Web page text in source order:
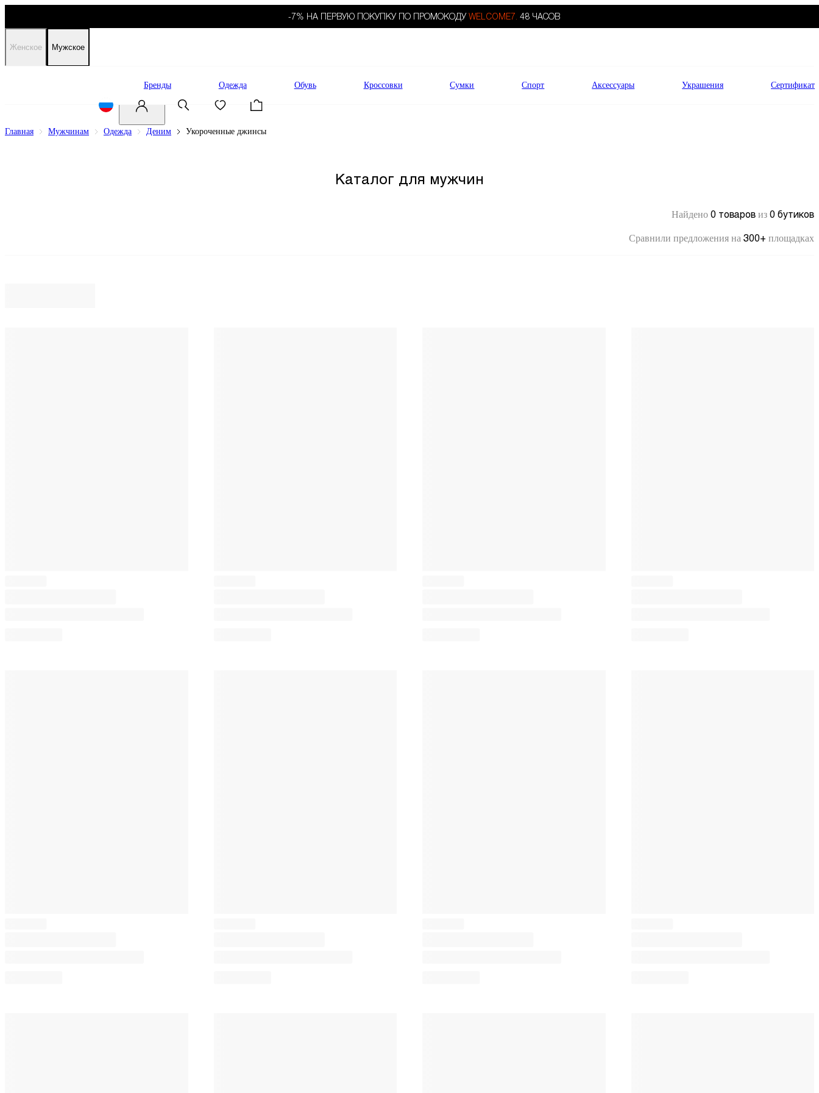
-7% НА ПЕРВУЮ ПОКУПКУ ПО ПРОМОКОДУ WELCOME7. 48 ЧАСОВ
Женское Мужское
Бренды Одежда Обувь Кроссовки Сумки Спорт Аксессуары Украшения Сертификат
Главная Мужчинам Одежда Деним Укороченные джинсы
Каталог для мужчин
Найдено 0 товаров из 0 бутиков
Сравнили предложения на 300+ площадках